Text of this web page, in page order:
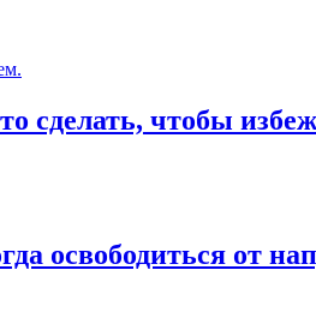
сделать, чтобы
освободиться от